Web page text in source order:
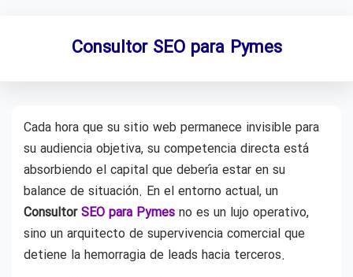
Consultor SEO para Pymes
Cada hora que su sitio web permanece invisible para
su audiencia objetiva, su competencia directa está
absorbiendo el capital que debería estar en su
balance de situación. En el entorno actual, un
ConsultorSEO para Pymes no es un lujo operativo,
sino un arquitecto de supervivencia comercial que
detiene la hemorragia de leads hacia terceros.